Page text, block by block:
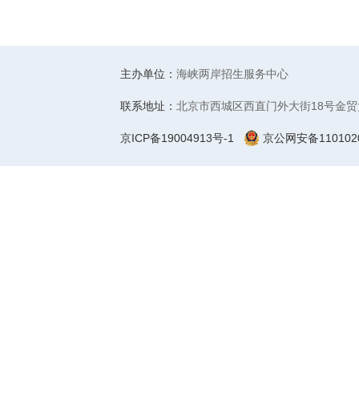
主办单位： 海峡两岸招生服务中心
联系地址： 北京市西城区西直门外大街18号金
京ICP备19004913号-1 京公网安备